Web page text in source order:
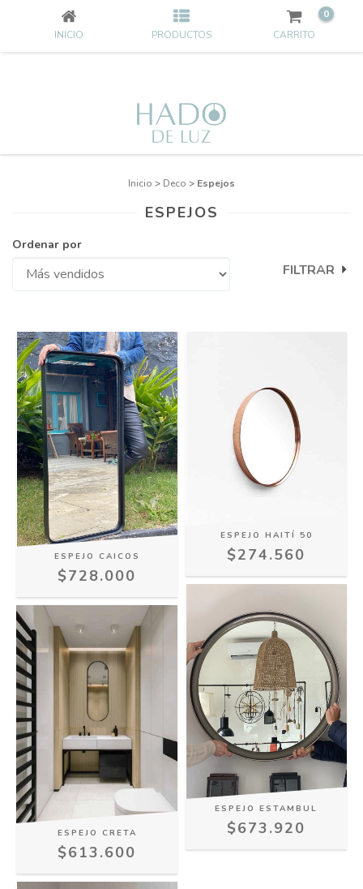
INICIO PRODUCTOS CARRITO
0
Inicio > Deco > Espejos
ESPEJOS
Ordenar por
FILTRAR
ESPEJO CAICOS
$728.000
ESPEJO HAITÍ 50
$274.560
ESPEJO CRETA
$613.600
ESPEJO ESTAMBUL
$673.920